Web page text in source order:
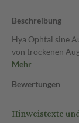
Beschreibung
Hya Ophtal sine
von trockenen
Mehr
Bewertungen
Hinweistexte